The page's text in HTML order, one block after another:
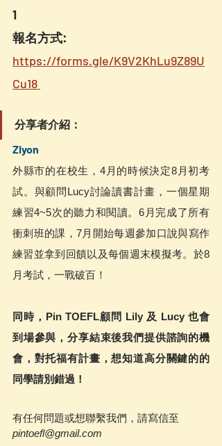
1
報名方式:
https://forms.gle/K9V2KhLu9Z89U
Cu18
分享者介紹：
Ziyon
外縣市的在校生，4月的時候決定8月初考
試。與顧問Lucy討論讀書計畫，一個星期
練習4~5次的聽力和閱讀。6月完成了所有
衝刺班的課，7月開始每週參加口說與寫作
練習並拿到回饋以及每個週末模擬考。於8
月考試，一戰破百！
同時，Pin TOEFL顧問 Lily 及 Lucy 也會
到場參與，分享結束後我們提供諮詢的機
會，對托福有計畫，想知道高分關鍵的的
同學請別錯過！
有任何問題或想聯繫我們，請寫信至
pintoefl@gmail.com